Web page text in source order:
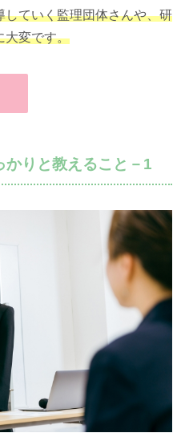
ていく監理団体さんや、研
大変です。
りと教えること－1